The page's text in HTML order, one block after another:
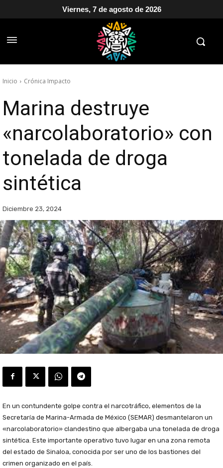
Viernes, 7 de agosto de 2026
Inicio Crónica Impacto
Marina destruye
«narcolaboratorio» con
tonelada de droga
sintética
Diciembre 23, 2024
En un contundente golpe contra el narcotráfico, elementos de la
Secretaría de Marina-Armada de México (SEMAR) desmantelaron un
«narcolaboratorio» clandestino que albergaba una tonelada de droga
sintética. Este importante operativo tuvo lugar en una zona remota
del estado de Sinaloa, conocida por ser uno de los bastiones del
crimen organizado en el país.